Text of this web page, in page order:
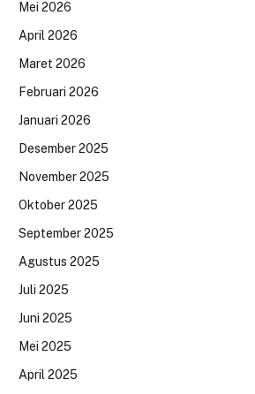
Mei 2026
April 2026
Maret 2026
Februari 2026
Januari 2026
Desember 2025
November 2025
Oktober 2025
September 2025
Agustus 2025
Juli 2025
Juni 2025
Mei 2025
April 2025